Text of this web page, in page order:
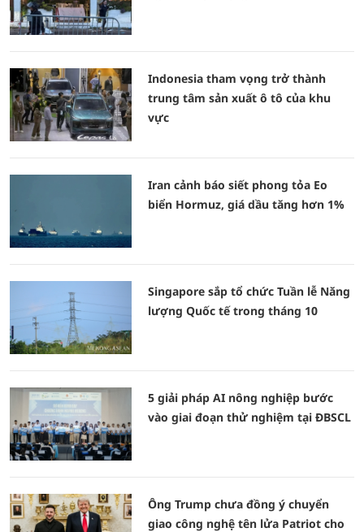
Indonesia tham vọng trở thành
trung tâm sản xuất ô tô của khu
vực
Iran cảnh báo siết phong tỏa Eo
biển Hormuz, giá dầu tăng hơn 1%
Singapore sắp tổ chức Tuần lễ Năng
lượng Quốc tế trong tháng 10
5 giải pháp AI nông nghiệp bước
vào giai đoạn thử nghiệm tại ĐBSCL
Ông Trump chưa đồng ý chuyển
giao công nghệ tên lửa Patriot cho